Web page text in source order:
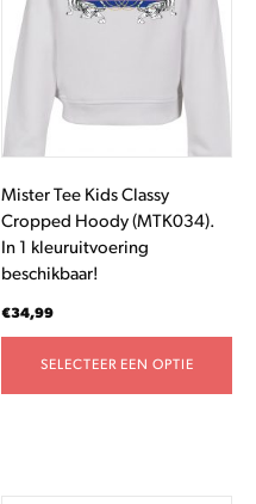
Mister Tee Kids Classy
Cropped Hoody (MTK034).
In 1 kleuruitvoering
beschikbaar!
€34,99
SELECTEER EEN OPTIE
meerdere
variaties.
Deze
optie
kan
gekozen
op
de
productpagina